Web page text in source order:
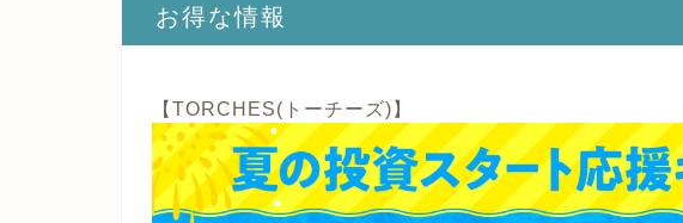
お得な情報
【TORCHES(トーチーズ)】